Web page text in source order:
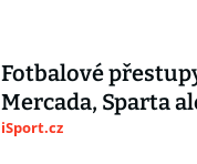
Fotbalové
Mercada, Sparta
iSport.cz